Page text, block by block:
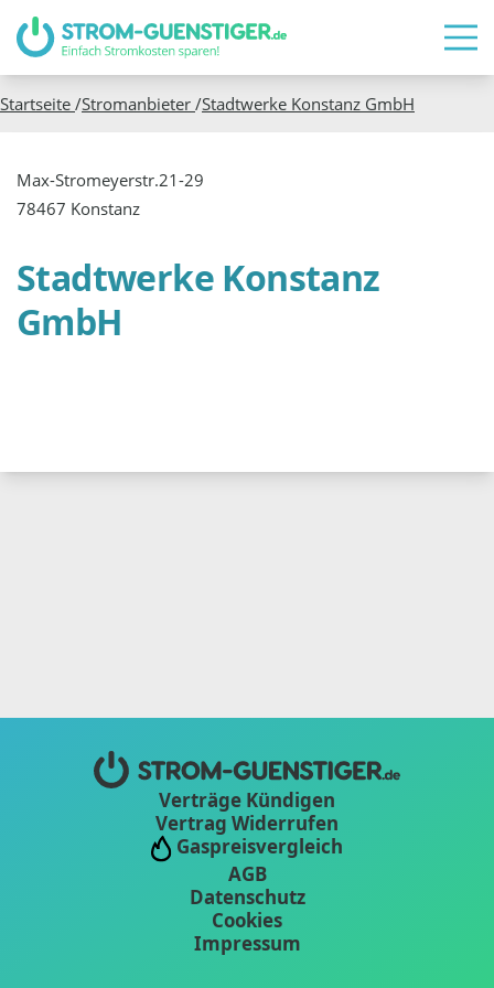
Startseite /Stromanbieter /Stadtwerke Konstanz GmbH
Stadtwerke Konstanz
GmbH
Max-Stromeyerstr.21-29
78467 Konstanz
Verträge Kündigen
Vertrag Widerrufen
Gaspreisvergleich
AGB
Datenschutz
Cookies
Impressum